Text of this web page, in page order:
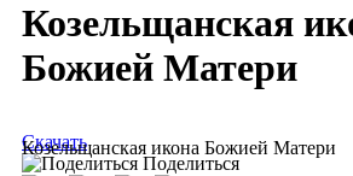
Козельщанская
Божией Матери
Козельщанская икона Божией Матери
Скачать
Поделиться